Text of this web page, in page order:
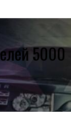
5000